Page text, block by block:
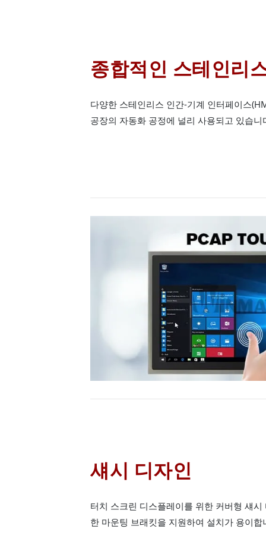
종합적인 스테인리
다양한 스테인리스 인간-기계 인터페이스
공장의 자동화 공정에 널리 사용되고 있습니
섀시 디자인
터치 스크린 디스플레이를 위한 커버형 섀
한 마운팅 브래킷을 지원하여 설치가 용이합